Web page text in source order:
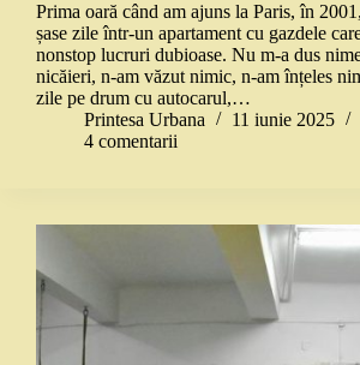
Prima oară când am ajuns la Paris, în
șase zile într-un apartament cu gazdele
nonstop lucruri dubioase. Nu m-a dus
nicăieri, n-am văzut nimic, n-am înțeles
zile pe drum cu autocarul,…
Printesa Urbana
11 iunie 2025
4 comentarii